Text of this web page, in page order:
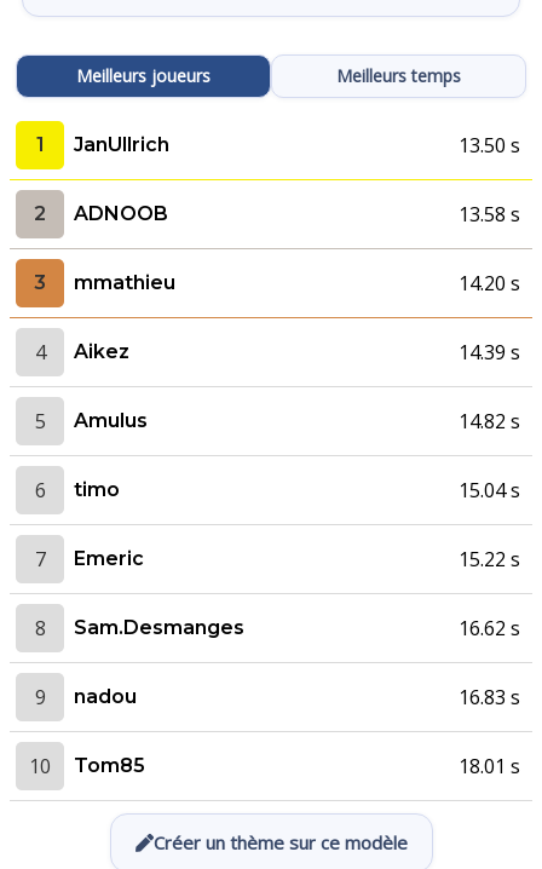
Meilleurs joueurs Meilleurs temps
1 JanUllrich 13.50 s
2 ADNOOB 13.58 s
3 mmathieu 14.20 s
4 Aikez 14.39 s
5 Amulus 14.82 s
6 timo 15.04 s
7 Emeric 15.22 s
8 Sam.Desmanges 16.62 s
9 nadou 16.83 s
10 Tom85 18.01 s
Créer un thème sur ce modèle